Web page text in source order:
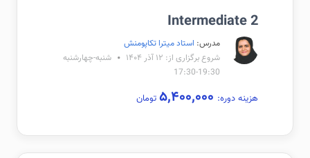
Intermediate 2
مدرس: استاد میترا تکاپومنش
شروع برگزاری از: ۱۲ آذر ۱۴۰۴
شنبه-چهارشنبه
19:30-17:30
هزینه دوره: تومان